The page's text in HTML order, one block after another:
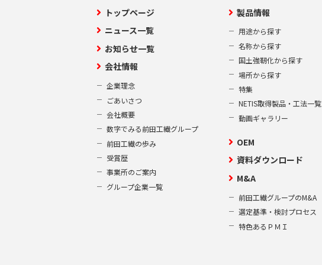
トップページ
ニュース一覧
お知らせ一覧
会社情報
企業理念
ごあいさつ
会社概要
数字でみる前田工繊グループ
前田工繊の歩み
受賞歴
事業所のご案内
グループ企業一覧
製品情報
用途から探す
名称から探す
国土強靭化から探す
場所から探す
特集
NETIS取得製品・工法一覧
動画ギャラリー
OEM
資料ダウンロード
M&A
前田工繊グループのM&A
選定基準・検討プロセス
特色あるＰＭＩ